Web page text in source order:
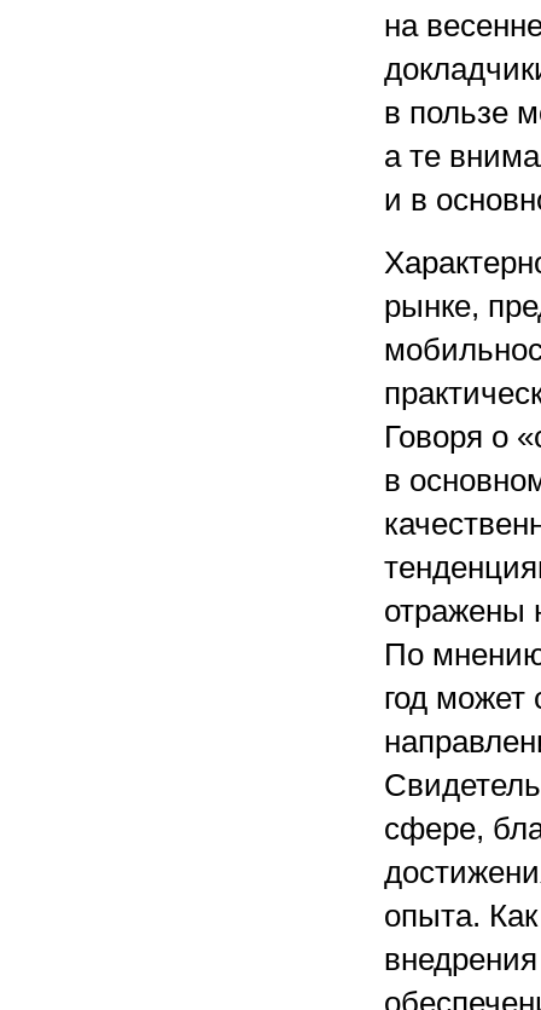
на
в пользе
а те
и в
рынке,
Говоря о
в
отражены
По
год может
сфере,
опыта.